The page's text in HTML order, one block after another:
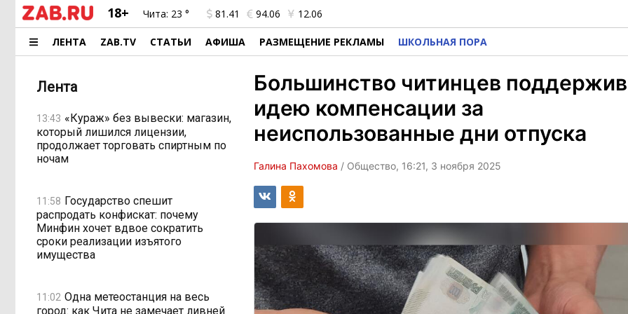
18+ Чита: 23 ° 81.41 94.06 12.06
ЛЕНТА ZAB.TV СТАТЬИ АФИША РАЗМЕЩЕНИЕ РЕКЛАМЫ ШКОЛЬНАЯ ПОРА
Лента
13:43 «Кураж» без вывески: магазин,
который лишился лицензии,
продолжает торговать спиртным по
ночам
11:58 Государство спешит
распродать конфискат: почему
Минфин хочет вдвое сократить
сроки реализации изъятого
имущества
11:02 Одна метеостанция на весь
город: как Чита не замечает ливней
Большинство читинцев
идею компенсации за
неиспользованные дни отпуска
Галина Пахомова / Общество, 16:21, 3 ноября 2025